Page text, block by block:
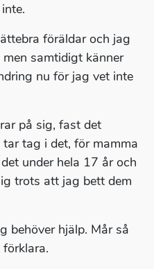
föräldar och jag
samtidigt känner
nu för jag vet inte
på sig, fast det
tag i det, för mamma
under hela 17 år och
trots att jag bett dem
behöver hjälp. Mår så